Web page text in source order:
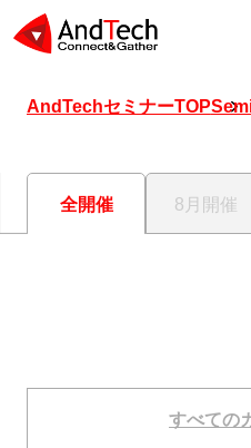
AndTechセミナーTOP
全開催 8月開催
すべての